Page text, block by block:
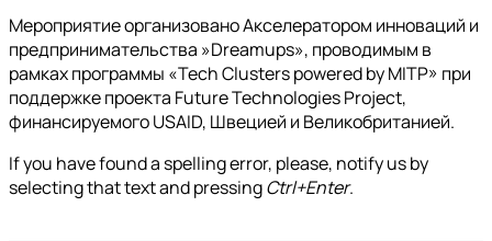
Мероприятие организовано Акселератором инноваций и
предпринимательства »Dreamups», проводимым в
рамках программы «Tech Clusters powered by MITP» при
поддержке проекта Future Technologies Project,
финансируемого USAID, Швецией и Великобританией.
If you have found a spelling error, please, notify us by
selecting that text and pressingCtrl+Enter.